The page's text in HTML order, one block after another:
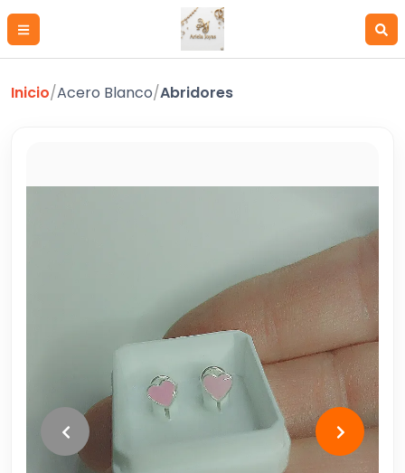
Inicio/Acero Blanco/Abridores